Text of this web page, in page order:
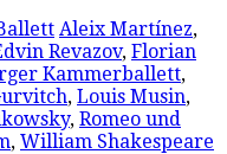
Aleix Martínez,
Revazov, Florian
Kammerballett,
, Louis Musin,
, Romeo und
, William Shakespeare